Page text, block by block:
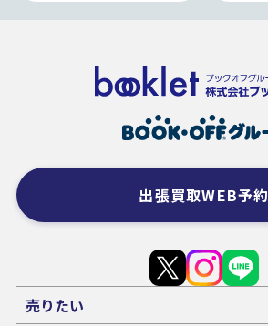
出張買取WEB予約
売りたい